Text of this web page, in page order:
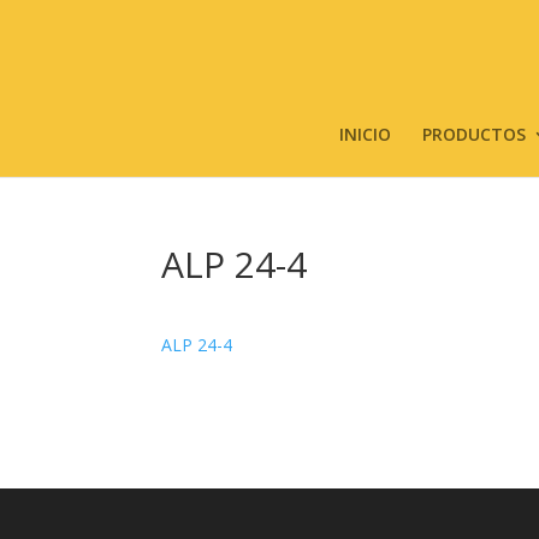
INICIO PRODUCTOS
ALP 24-4
ALP 24-4